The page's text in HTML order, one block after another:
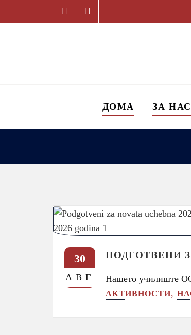
ДОМА ЗА НАС
30
АВГ
ПОДГОТВЕНИ
Нашето училиште
АКТИВНОСТИ,